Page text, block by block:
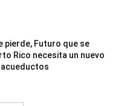
pierde, Futuro que se
Rico necesita un nuevo